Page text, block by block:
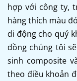
hợp với công ty,
hàng thích màu
di động cho quý
đồng chúng tôi
sinh composite
theo điều khoản